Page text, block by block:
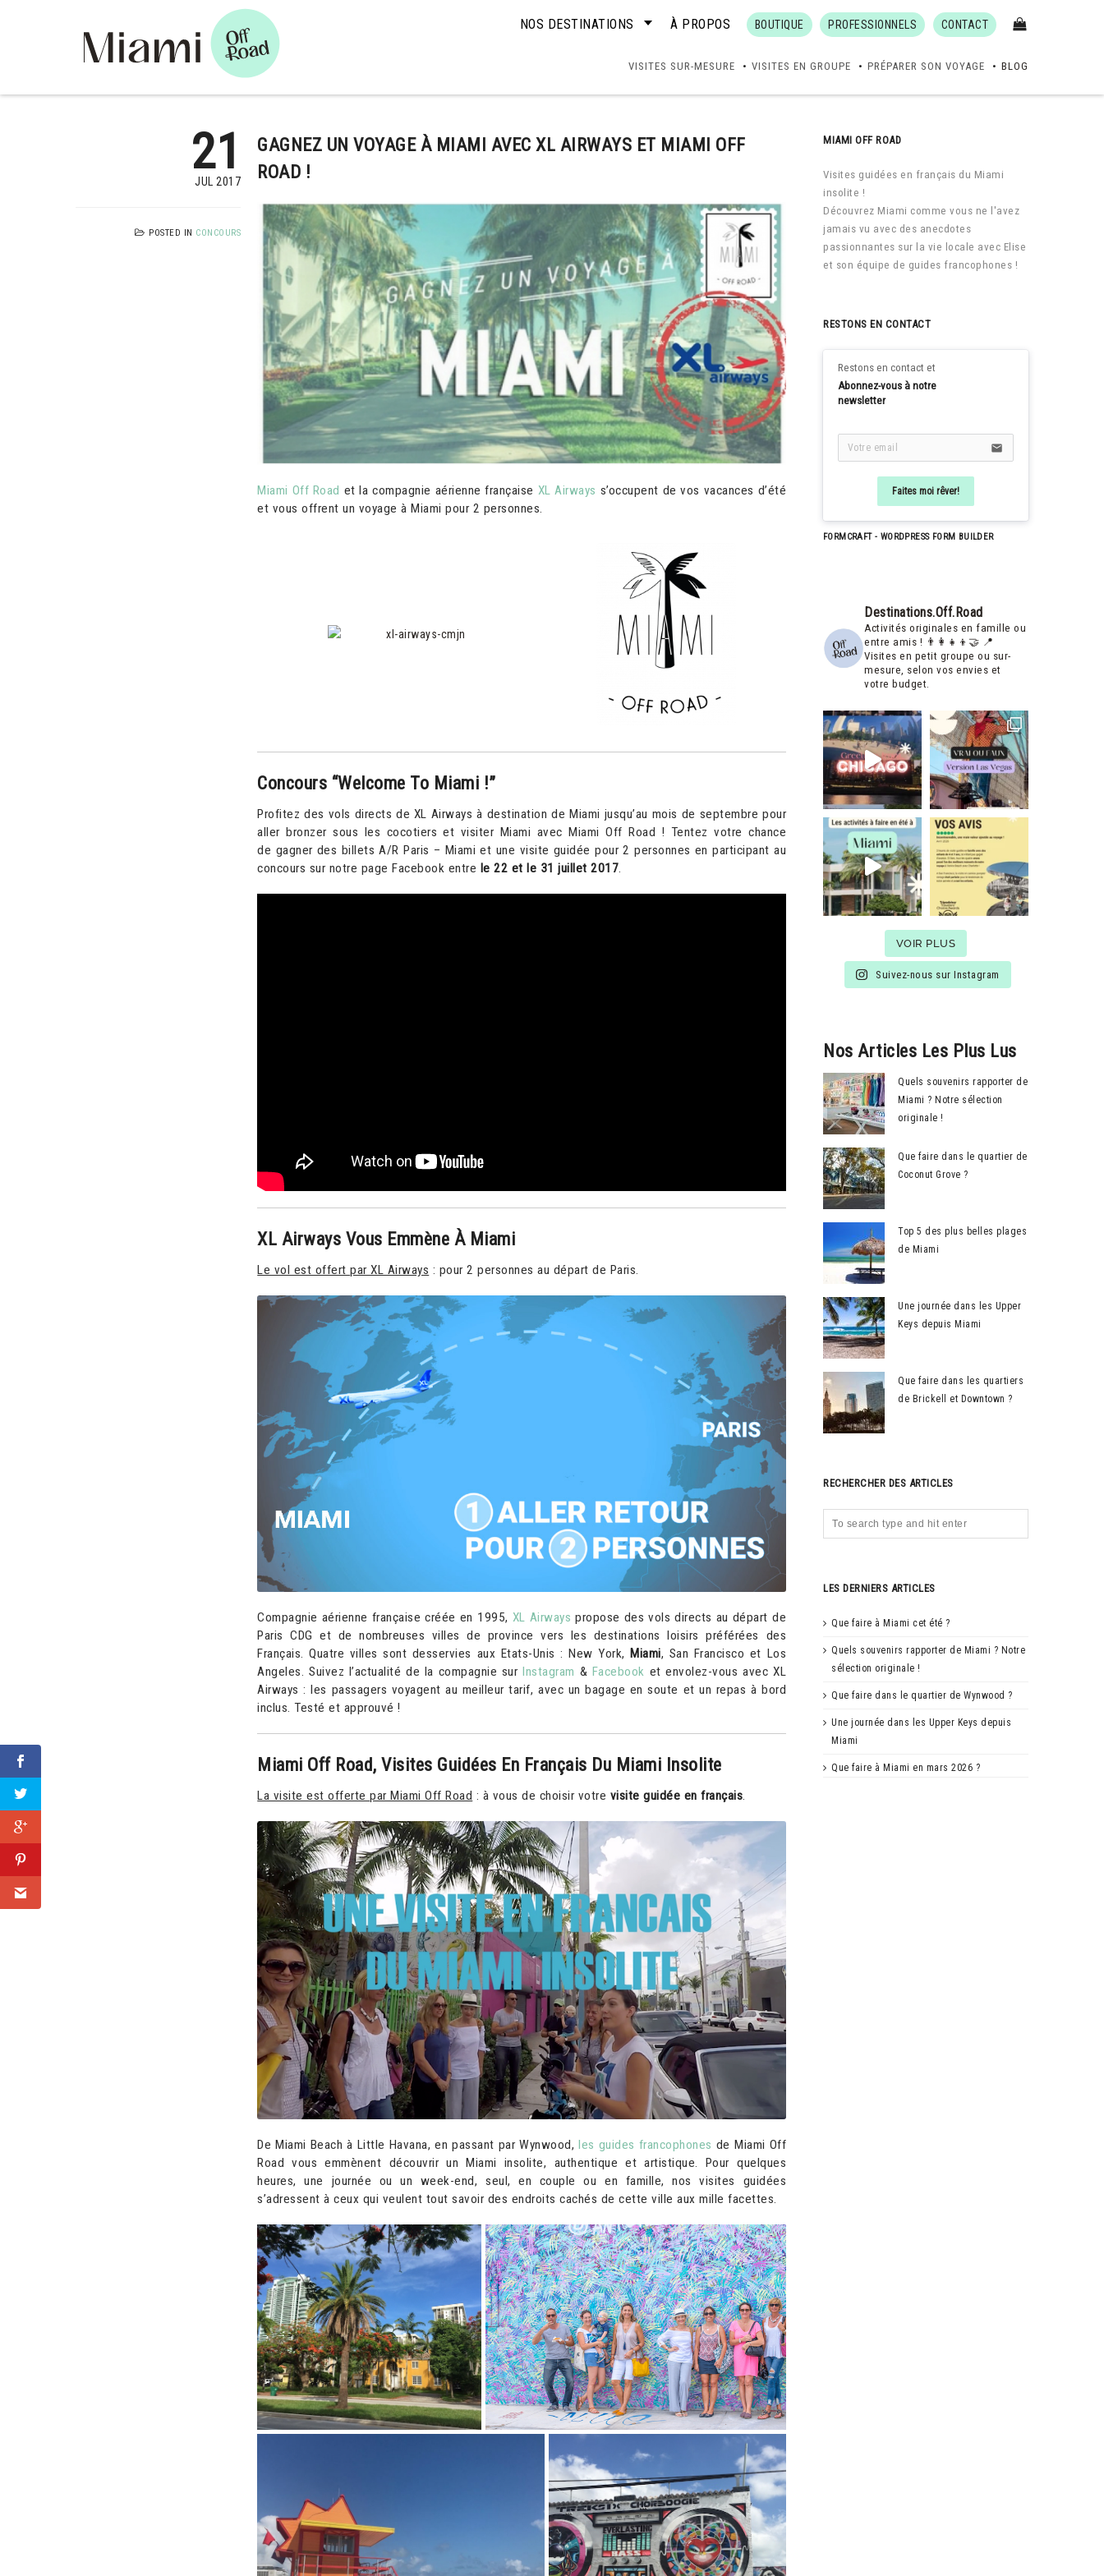
NOS DESTINATIONS À PROPOS BOUTIQUE PROFESSIONNELS CONTACT
VISITES SUR-MESURE VISITES EN GROUPE PRÉPARER SON VOYAGE BLOG
21
JUL 2017
POSTED IN CONCOURS
GAGNEZ UN VOYAGE À MIAMI AVEC XL AIRWAYS ET MIAMI OFF
ROAD !
Miami Off Road et la compagnie aérienne française XL Airways s’occupent de vos vacances d’été
et vous offrent un voyage à Miami pour 2 personnes.
Concours “Welcome To Miami !”
Profitez des vols directs de XL Airways à destination de Miami jusqu’au mois de septembre pour
aller bronzer sous les cocotiers et visiter Miami avec Miami Off Road ! Tentez votre chance
de gagner des billets A/R Paris – Miami et une visite guidée pour 2 personnes en participant au
concours sur notre page Facebook entre le 22 et le 31 juillet 2017.
XL Airways Vous Emmène À Miami
Le vol est offert par XL Airways : pour 2 personnes au départ de Paris.
Compagnie aérienne française créée en 1995, XL Airways propose des vols directs au départ de
Paris CDG et de nombreuses villes de province vers les destinations loisirs préférées des
Français. Quatre villes sont desservies aux Etats-Unis : New York, Miami, San Francisco et Los
Angeles. Suivez l’actualité de la compagnie sur Instagram & Facebook et envolez-vous avec XL
Airways : les passagers voyagent au meilleur tarif, avec un bagage en soute et un repas à bord
inclus. Testé et approuvé !
Miami Off Road, Visites Guidées En Français Du Miami Insolite
La visite est offerte par Miami Off Road : à vous de choisir votre visite guidée en français.
De Miami Beach à Little Havana, en passant par Wynwood,les guides francophones de Miami Off
Road vous emmènent découvrir un Miami insolite, authentique et artistique. Pour quelques
heures, une journée ou un week-end, seul, en couple ou en famille, nos visites guidées
s’adressent à ceux qui veulent tout savoir des endroits cachés de cette ville aux mille facettes.
MIAMI OFF ROAD
Visites guidées en français du Miami
insolite !
Découvrez Miami comme vous ne l'avez
jamais vu avec des anecdotes
passionnantes sur la vie locale avec Elise
et son équipe de guides francophones !
RESTONS EN CONTACT
Restons en contact et
Abonnez-vous à notre
newsletter
email
Faites moi rêver!
FORMCRAFT - WORDPRESS FORM BUILDER
Destinations.off.road
Activités originales en famille ou
entre amis ! 👨‍👩‍👧‍👦🤝 📍
Visites en petit groupe ou sur-
mesure, selon vos envies et
votre budget.
VOIR PLUS
Suivez-nous sur Instagram
Nos Articles Les Plus Lus
Quels souvenirs rapporter de
Miami ? Notre sélection
originale !
Que faire dans le quartier de
Coconut Grove ?
Top 5 des plus belles plages
de Miami
Une journée dans les Upper
Keys depuis Miami
Que faire dans les quartiers
de Brickell et Downtown ?
RECHERCHER DES ARTICLES
LES DERNIERS ARTICLES
Que faire à Miami cet été ?
Quels souvenirs rapporter de Miami ? Notre
sélection originale !
Que faire dans le quartier de Wynwood ?
Une journée dans les Upper Keys depuis
Miami
Que faire à Miami en mars 2026 ?